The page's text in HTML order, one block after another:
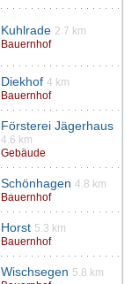
Kuhlrade 2.7 km
Bauernhof
Diekhof 4 km
Bauernhof
Försterei Jägerhaus
4.6 km
Gebäude
Schönhagen 4.8 km
Bauernhof
Horst 5.3 km
Bauernhof
Wischsegen 5.8 km